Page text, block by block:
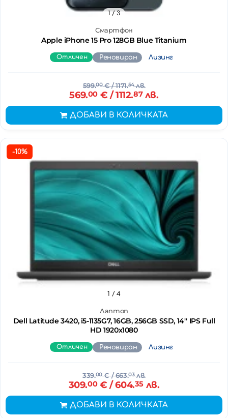
Смартфон
Apple iPhone 15 Pro 128GB Blue Titanium
1/ 3
Отличен Реновиран Лизинг
599.00€/ 1171.54лв.
569.00€ / 1112.87лв.
ДОБАВИ В КОЛИЧКАТА
-10%
Лаптоп
Dell Latitude 3420, i5-1135G7, 16GB, 256GB SSD, 14'' IPS Full
HD 1920x1080
1 / 4
Отличен Реновиран Лизинг
339.00€/ 663.03лв.
309.00€ / 604.35лв.
ДОБАВИ В КОЛИЧКАТА